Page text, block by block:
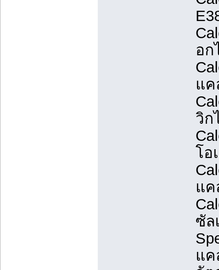
อก
แค
วิก
โอ
แค
ซัล
แค